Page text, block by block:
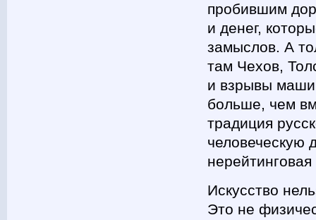
пробившим
и денег,
замыслов. А
там Чехов,
и взрывы
больше, чем
традиция
человеческую
Искусство
Это не